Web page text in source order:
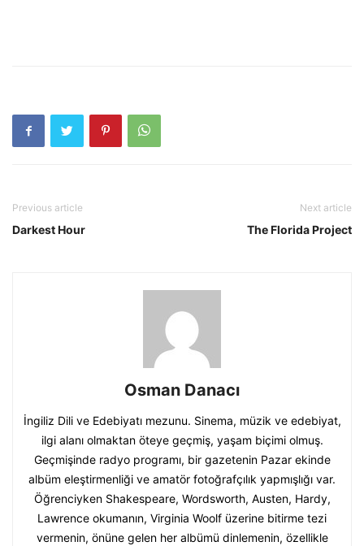
Previous article
Darkest Hour
Next article
The Florida Project
Osman Danacı
İngiliz Dili ve Edebiyatı mezunu. Sinema, müzik ve edebiyat,
ilgi alanı olmaktan öteye geçmiş, yaşam biçimi olmuş.
Geçmişinde radyo programı, bir gazetenin Pazar ekinde
albüm eleştirmenliği ve amatör fotoğrafçılık yapmışlığı var.
Öğrenciyken Shakespeare, Wordsworth, Austen, Hardy,
Lawrence okumanın, Virginia Woolf üzerine bitirme tezi
vermenin, önüne gelen her albümü dinlemenin, özellikle